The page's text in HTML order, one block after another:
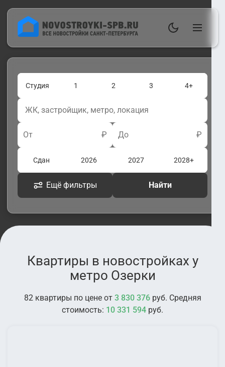
Студия 1 2 3 4+
От ₽ До ₽
Сдан 2026 2027 2028+
Ещё фильтры Найти
Квартиры в новостройках у
метро Озерки
82 квартиры по цене от 3 830 376руб. Средняя
стоимость: 10 331 594 руб.